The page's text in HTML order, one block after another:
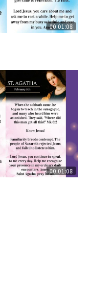
2025/10/10【萬
物讚頌頌歌 – 太
陽與生態音樂
2025/10/10【萬
物讚頌頌歌 – 太
陽與生態音樂
會】紀念聖方濟
與已逝教宗方濟
各（上）
(9完結)黃敏正
主教帶你做【將
00:01:08
00:01:08